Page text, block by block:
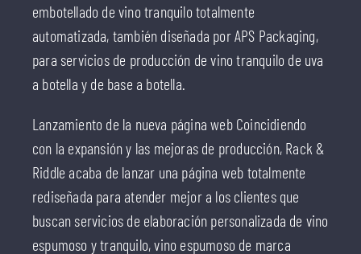
embotellado de vino tranquilo totalmente
automatizada, también diseñada por APS Packaging,
para servicios de producción de vino tranquilo de uva
a botella y de base a botella.
Lanzamiento de la nueva página web Coincidiendo
con la expansión y las mejoras de producción, Rack &
Riddle acaba de lanzar una página web totalmente
rediseñada para atender mejor a los clientes que
buscan servicios de elaboración personalizada de vino
espumoso y tranquilo, vino espumoso de marca